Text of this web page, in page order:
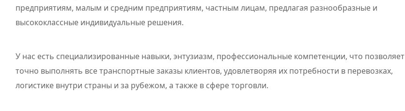
предприятиям, малым и средним предприятиям, частным лицам, предлагая разнообразные и
высококлассные индивидуальные решения.
У нас есть специализированные навыки, энтузиазм, профессиональные компетенции, что позволяет
точно выполнять все транспортные заказы клиентов, удовлетворяя их потребности в перевозках,
логистике внутри страны и за рубежом, а также в сфере торговли.